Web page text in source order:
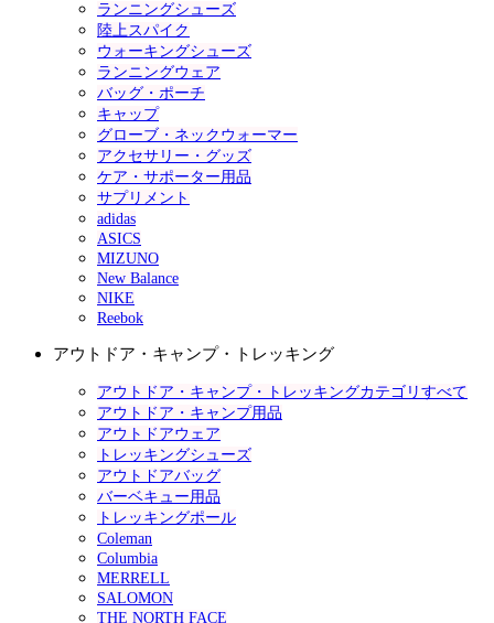
ランニングシューズ
陸上スパイク
ウォーキングシューズ
ランニングウェア
バッグ・ポーチ
キャップ
グローブ・ネックウォーマー
アクセサリー・グッズ
ケア・サポーター用品
サプリメント
adidas
ASICS
MIZUNO
New Balance
NIKE
Reebok
アウトドア・キャンプ・トレッキング
アウトドア・キャンプ・トレッキングカテゴリすべて
アウトドア・キャンプ用品
アウトドアウェア
トレッキングシューズ
アウトドアバッグ
バーベキュー用品
トレッキングポール
Coleman
Columbia
MERRELL
SALOMON
THE NORTH FACE